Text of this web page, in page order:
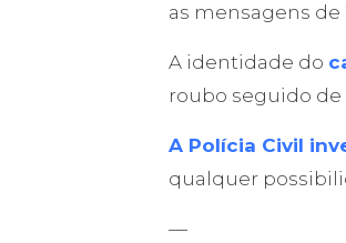
as mensagens de
A identidade do
roubo seguido de
A Polícia Civil
qualquer
—